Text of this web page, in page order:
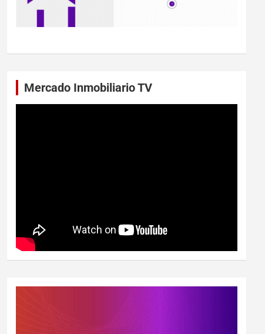
Mercado Inmobiliario TV